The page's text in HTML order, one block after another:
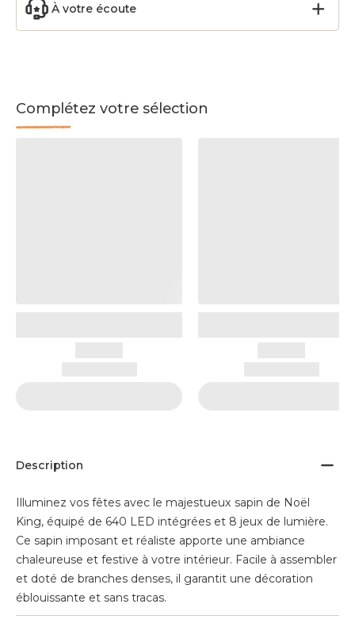
À votre écoute
Complétez votre sélection
Description
Illuminez vos fêtes avec le majestueux sapin de Noël
King, équipé de 640 LED intégrées et 8 jeux de lumière.
Ce sapin imposant et réaliste apporte une ambiance
chaleureuse et festive à votre intérieur. Facile à assembler
et doté de branches denses, il garantit une décoration
éblouissante et sans tracas.